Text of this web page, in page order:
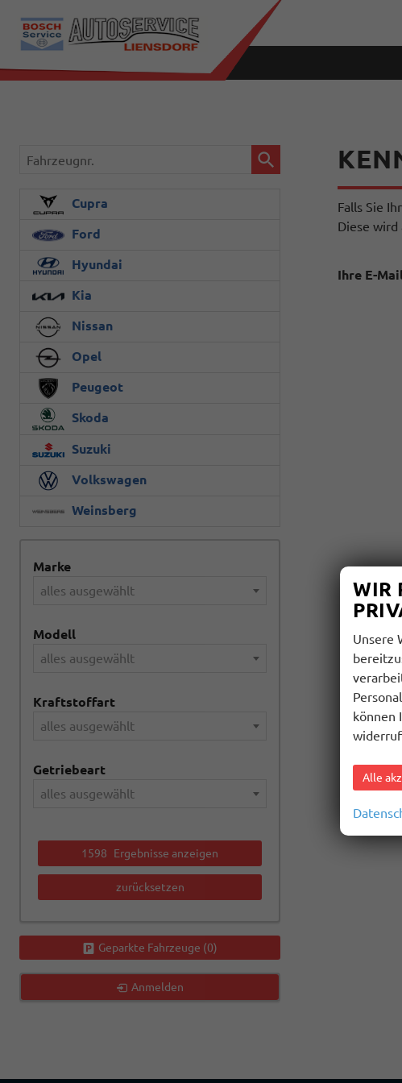
Falls Sie
Diese wird
Ihre E-
Fahrzeugnr.
Cupra
Ford
Hyundai
Kia
Nissan
Opel
Peugeot
Skoda
Suzuki
Volkswagen
Weinsberg
Marke
alles ausgewählt
Modell
alles ausgewählt
Kraftstoffart
alles ausgewählt
Getriebeart
alles ausgewählt
1598 Ergebnisse anzeigen
zurücksetzen
Geparkte Fahrzeuge (0)
Anmelden
WIR
Unsere
können
Alle